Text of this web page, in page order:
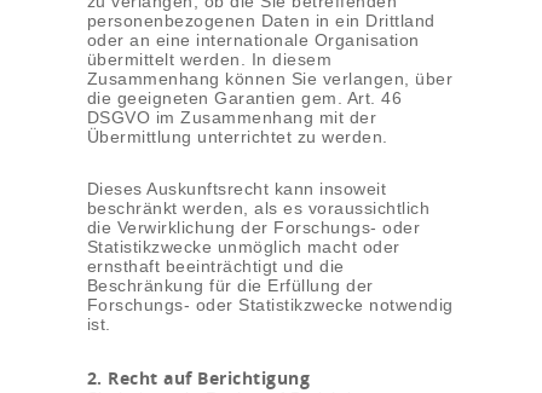
personenbezogenen Daten in ein Drittland
oder an eine internationale Organisation
übermittelt werden. In diesem
Zusammenhang können Sie verlangen, über
die geeigneten Garantien gem. Art. 46
DSGVO im Zusammenhang mit der
Übermittlung unterrichtet zu werden.
Dieses Auskunftsrecht kann insoweit
beschränkt werden, als es voraussichtlich
die Verwirklichung der Forschungs- oder
Statistikzwecke unmöglich macht oder
ernsthaft beeinträchtigt und die
Beschränkung für die Erfüllung der
Forschungs- oder Statistikzwecke notwendig
ist.
2. Recht auf Berichtigung